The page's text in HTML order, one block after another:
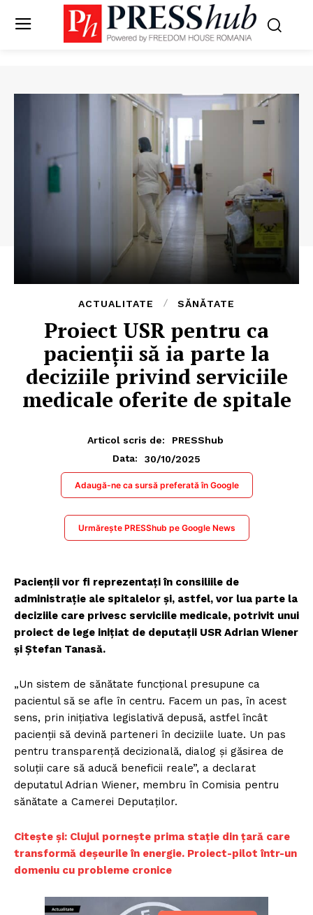
ACTUALITATE SĂNĂTATE
Proiect USR pentru ca
pacienții să ia parte la
deciziile privind serviciile
medicale oferite de spitale
Articol scris de:
PRESShub
Data:
30/10/2025
Adaugă-ne ca sursă preferată în Google
Urmărește PRESShub pe Google News
Pacienții vor fi reprezentați în consiliile de
administrație ale spitalelor și, astfel, vor lua parte la
deciziile care privesc serviciile medicale, potrivit unui
proiect de lege inițiat de deputații USR Adrian Wiener
și Ștefan Tanasă.
„Un sistem de sănătate funcțional presupune ca
pacientul să se afle în centru. Facem un pas, în acest
sens, prin inițiativa legislativă depusă, astfel încât
pacienții să devină parteneri în deciziile luate. Un pas
pentru transparență decizională, dialog și găsirea de
soluții care să aducă beneficii reale”, a declarat
deputatul Adrian Wiener, membru în Comisia pentru
sănătate a Camerei Deputaților.
Citește și: Clujul pornește prima stație din țară care
transformă deșeurile în energie. Proiect-pilot într-un
domeniu cu probleme cronice